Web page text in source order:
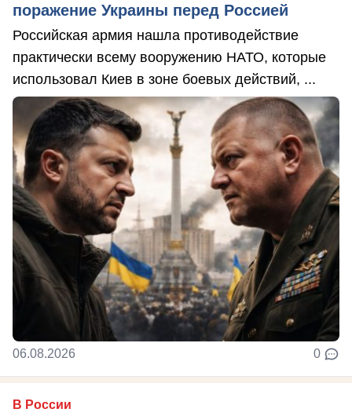
поражение Украины перед Россией
Российская армия нашла противодействие
практически всему вооружению НАТО, которые
использовал Киев в зоне боевых действий, ...
06.08.2026 0
В России